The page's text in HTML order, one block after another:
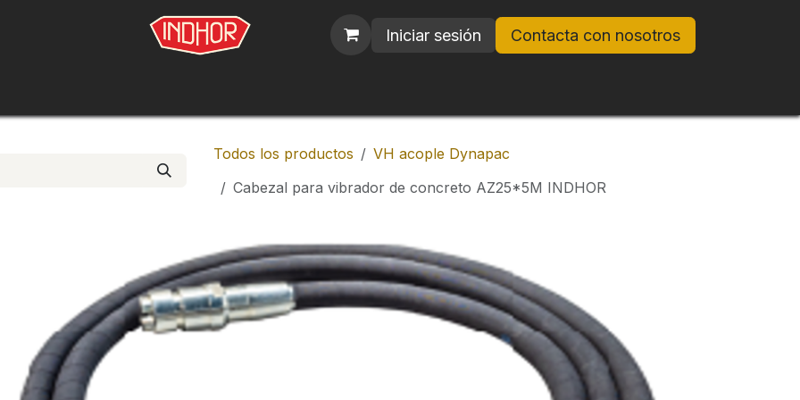
Iniciar sesión Contacta con nosotros
Todos los productos
VH acople Dynapac
Cabezal para vibrador de concreto AZ25*5M INDHOR